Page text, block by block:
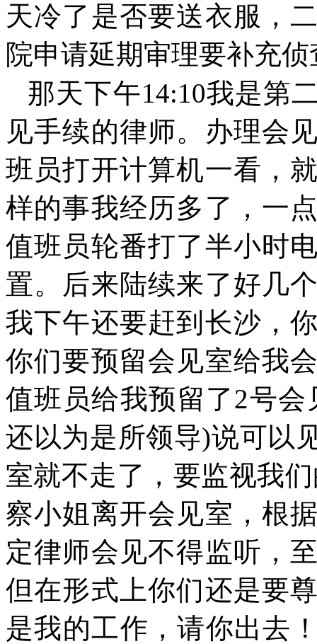
天冷了是否要送衣服，
院申请延期审理要补充
那天下午14:10我是第
见手续的律师。办理会
班员打开计算机一看，
样的事我经历多了，一
值班员轮番打了半小时
置。后来陆续来了好几
我下午还要赶到长沙，
你们要预留会见室给我
值班员给我预留了2号会
还以为是所领导)说可以
室就不走了，要监视我
察小姐离开会见室，根
定律师会见不得监听，
但在形式上你们还是要
是我的工作，请你出去